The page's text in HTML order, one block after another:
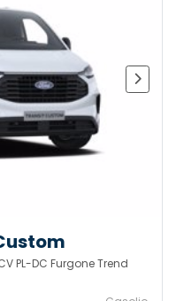
PL-DC Furgone Trend